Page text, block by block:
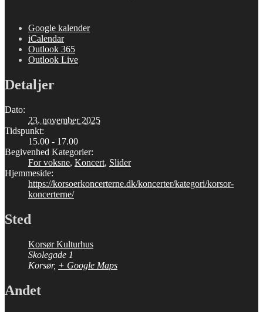
Google kalender
iCalendar
Outlook 365
Outlook Live
Detaljer
Dato:
23. november 2025
Tidspunkt:
15.00 - 17.00
Begivenhed Kategorier:
For voksne, Koncert, Slider
Hjemmeside:
https://korsoerkoncerterne.dk/koncerter/kategori/korsor-
koncerterne/
Sted
Korsør Kulturhus
Skolegade 1
Korsør, + Google Maps
Andet